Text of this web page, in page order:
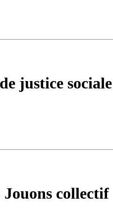
justice
collectif